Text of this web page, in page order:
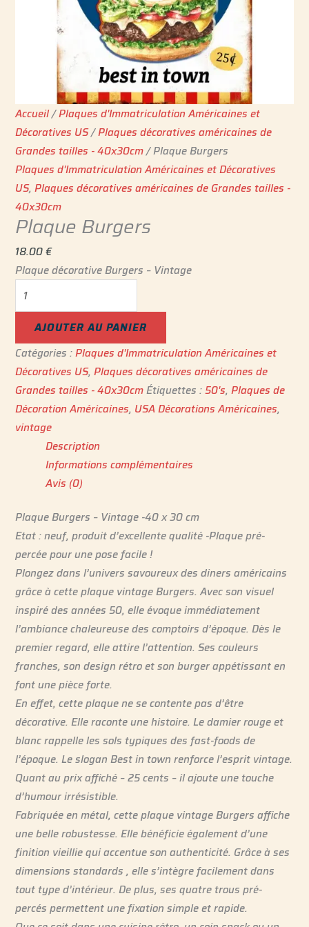
Accueil/Plaques d'Immatriculation Américaines et
Décoratives US/Plaques décoratives américaines de
Grandes tailles - 40x30cm/ Plaque Burgers
Plaques d'Immatriculation Américaines et Décoratives
US,Plaques décoratives américaines de Grandes tailles -
40x30cm
Plaque Burgers
18.00€
Plaque décorative Burgers – Vintage
AJOUTER AU PANIER
Catégories :Plaques d'Immatriculation Américaines et
Décoratives US,Plaques décoratives américaines de
Grandes tailles - 40x30cmÉtiquettes :50's,Plaques de
Décoration Américaines, USA Décorations Américaines,
vintage
Description
Informations complémentaires
Avis (0)
Plaque Burgers – Vintage -40 x 30 cm
Etat : neuf, produit d’excellente qualité -Plaque pré-
percée pour une pose facile !
Plongez dans l’univers savoureux des diners américains
grâce à cette plaque vintage Burgers. Avec son visuel
inspiré des années 50, elle évoque immédiatement
l’ambiance chaleureuse des comptoirs d’époque. Dès le
premier regard, elle attire l’attention. Ses couleurs
franches, son design rétro et son burger appétissant en
font une pièce forte.
En effet, cette plaque ne se contente pas d’être
décorative. Elle raconte une histoire. Le damier rouge et
blanc rappelle les sols typiques des fast-foods de
l’époque. Le sloganBest in town renforce l’esprit vintage.
Quant au prix affiché – 25 cents – il ajoute une touche
d’humour irrésistible.
Fabriquée en métal, cette plaque vintage Burgers affiche
une belle robustesse. Elle bénéficie également d’une
finition vieillie qui accentue son authenticité. Grâce à ses
dimensions standards , elle s’intègre facilement dans
tout type d’intérieur. De plus, ses quatre trous pré-
percés permettent une fixation simple et rapide.